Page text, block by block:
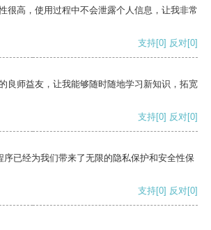
很高，使用过程中不会泄露个人信息，让我非常
支持[0] 反对[0]
良师益友，让我能够随时随地学习新知识，拓宽
支持[0] 反对[0]
序已经为我们带来了无限的隐私保护和安全性保
支持[0] 反对[0]